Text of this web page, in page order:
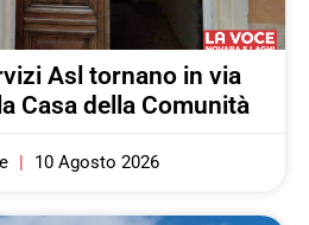
Asl tornano in via
Casa della Comunità
10 Agosto 2026